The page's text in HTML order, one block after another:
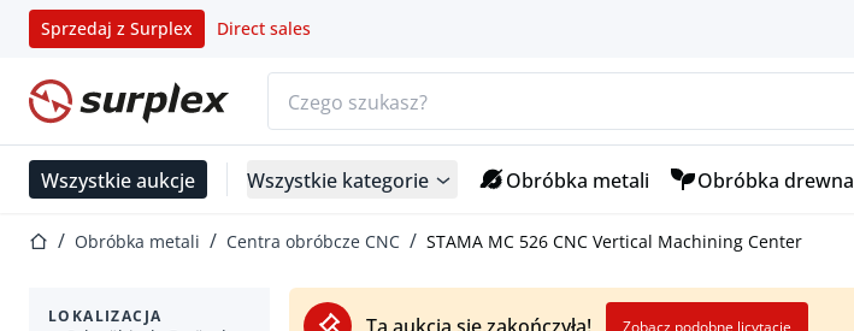
Sprzedaj z Surplex Direct sales
Strona główna
Wszystkie aukcje Wszystkie kategorie Obróbka metali Obróbka drewna
Strona główna
Obróbka metali Centra obróbcze CNC STAMA MC 526 CNC Vertical Machining Center
Ta aukcja się zakończyła! Zobacz podobne licytacje
LOKALIZACJA